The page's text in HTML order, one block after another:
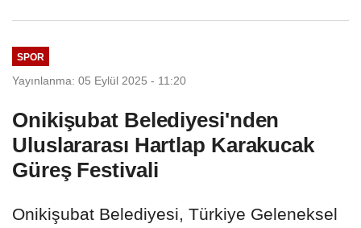
SPOR
Yayınlanma: 05 Eylül 2025 - 11:20
Onikişubat Belediyesi'nden
Uluslararası Hartlap Karakucak
Güreş Festivali
Onikişubat Belediyesi, Türkiye Geleneksel